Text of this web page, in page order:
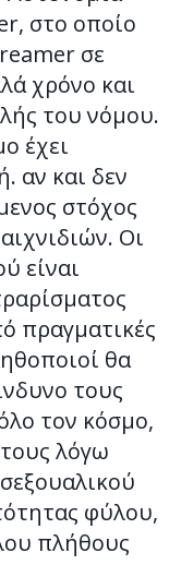
στο οποίο
σε
χρόνο και
του νόμου.
έχει
αν και δεν
στόχος
Οι
είναι
πραγματικές
θα
τους
τον κόσμο,
λόγω
φύλου,
πλήθους